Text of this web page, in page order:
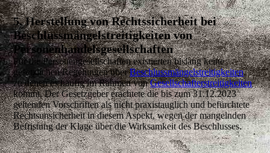
5. Herstellung von Rechtssicherheit bei
Beschlussmängelstreitigkeiten von
Personenhandelsgesellschaften
Für die Personengesellschaften existierten bislang keine
gesetzlichen Regelungen überBeschlussmängelstreitigkeiten,
zu denen es häufig im Rahmen vonGesellschafterstreitigkeiten
kommt. Der Gesetzgeber erachtete die bis zum 31.12.2023
geltenden Vorschriften als nicht praxistauglich und befürchtete
Rechtsunsicherheit in diesem Aspekt, wegen der mangelnden
Befristung der Klage über die Wirksamkeit des Beschlusses.